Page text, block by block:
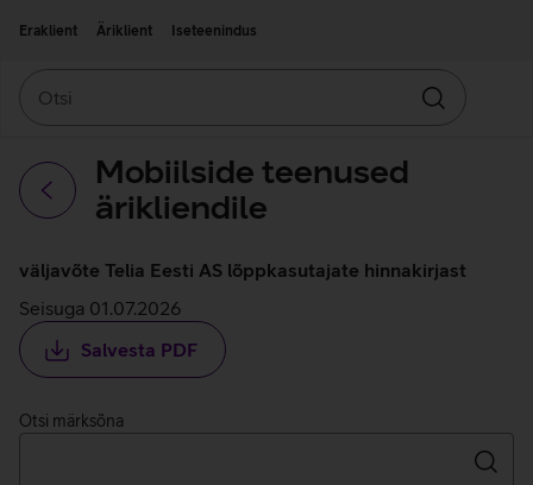
Eraklient
Äriklient Iseteenindus
Otsin
Tagasi
Mobiilside teenused
ärikliendile
väljavõte Telia Eesti AS lõppkasutajate hinnakirjast
Seisuga 01.07.2026
Salvesta PDF
Otsi märksõna
Otsin